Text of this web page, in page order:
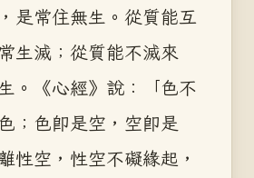
是常住無生。從質能互
生滅；從質能不滅來
。《心經》說：「色不
；色即是空，空即是
性空，性空不礙緣起，